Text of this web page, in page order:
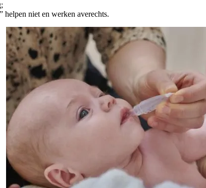
helpen niet en werken averechts.